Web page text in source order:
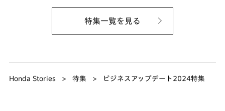
特集一覧を見る
Honda Stories 特集 ビジネスアップデート2024特集